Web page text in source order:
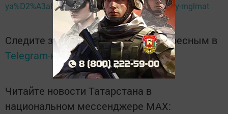
ya%D2%A3alyiklar/maksimny-khle-turynda-sogy-mglmat
Следите за самым важным и интересным в
Telegram-канале Татмедиа
Читайте новости Татарстана в
национальном мессенджере MАХ: